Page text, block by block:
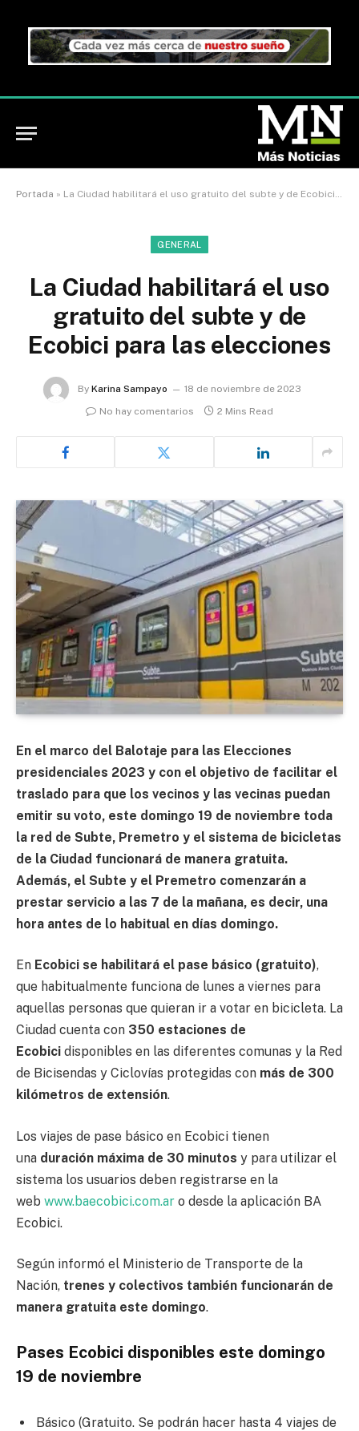
Portada » La Ciudad habilitará el uso gratuito del subte y de Ecobici para las elecciones
GENERAL
La Ciudad habilitará el uso
gratuito del subte y de
Ecobici para las elecciones
By Karina Sampayo
18 de noviembre de 2023
No hay comentarios
2 Mins Read
En el marco del Balotaje para las Elecciones
presidenciales 2023 y con el objetivo de facilitar el
traslado para que los vecinos y las vecinas puedan
emitir su voto, este domingo 19 de noviembre toda
la red de Subte, Premetro y el sistema de bicicletas
de la Ciudad funcionará de manera gratuita.
Además, el Subte y el Premetro comenzarán a
prestar servicio a las 7 de la mañana, es decir, una
hora antes de lo habitual en días domingo.
En Ecobici se habilitará el pase básico (gratuito),
que habitualmente funciona de lunes a viernes para
aquellas personas que quieran ir a votar en bicicleta. La
Ciudad cuenta con 350 estaciones de
Ecobici disponibles en las diferentes comunas y la Red
de Bicisendas y Ciclovías protegidas con más de 300
kilómetros de extensión.
Los viajes de pase básico en Ecobici tienen
una duración máxima de 30 minutos y para utilizar el
sistema los usuarios deben registrarse en la
web www.baecobici.com.ar o desde la aplicación BA
Ecobici.
Según informó el Ministerio de Transporte de la
Nación, trenes y colectivos también funcionarán de
manera gratuita este domingo.
Pases Ecobici disponibles este domingo
19 de noviembre
Básico (Gratuito. Se podrán hacer hasta 4 viajes de